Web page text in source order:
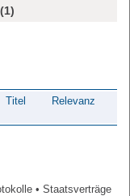
Titel Relevanz
• Staatsverträge